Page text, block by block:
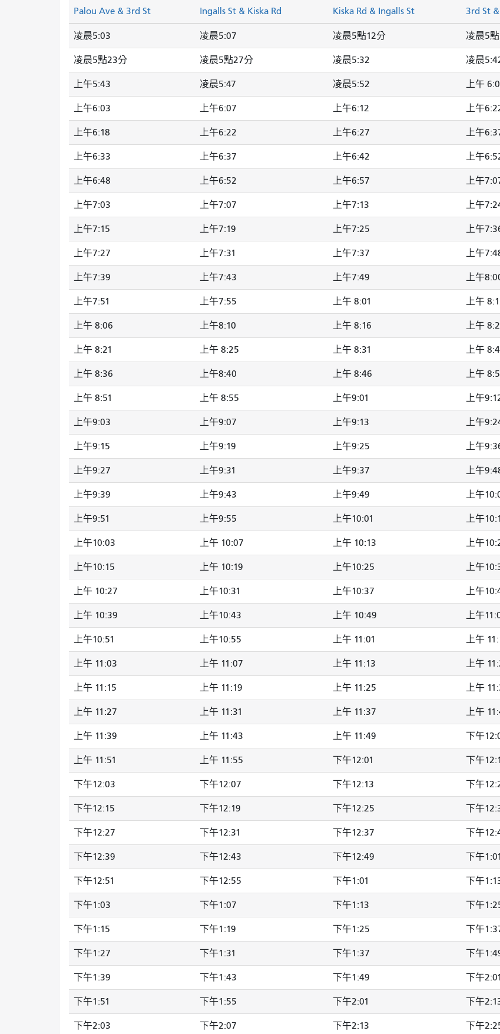
Palou Ave & 3rd St Ingalls St & Kiska Rd Kiska Rd & Ingalls St 3rd St
凌晨5:03 凌晨5:07 凌晨5點12分 凌晨5
凌晨5點23分 凌晨5點27分 凌晨5:32 凌晨
上午5:43 凌晨5:47 凌晨5:52 上午
上午6:03 上午6:07 上午6:12 上午
上午6:18 上午6:22 上午6:27 上午
上午6:33 上午6:37 上午6:42 上午
上午6:48 上午6:52 上午6:57 上午
上午7:03 上午7:07 上午7:13 上午
上午7:15 上午7:19 上午7:25 上午
上午7:27 上午7:31 上午7:37 上午
上午7:39 上午7:43 上午7:49 上午
上午7:51 上午7:55 上午 8:01 上午
上午 8:06 上午8:10 上午 8:16 上午
上午 8:21 上午 8:25 上午 8:31 上午
上午 8:36 上午8:40 上午 8:46 上午
上午 8:51 上午 8:55 上午9:01 上午
上午9:03 上午9:07 上午9:13 上午
上午9:15 上午9:19 上午9:25 上午
上午9:27 上午9:31 上午9:37 上午
上午9:39 上午9:43 上午9:49 上午
上午9:51 上午9:55 上午10:01 上午
上午10:03 上午 10:07 上午 10:13 上午
上午10:15 上午 10:19 上午10:25 上午
上午 10:27 上午10:31 上午10:37 上午
上午 10:39 上午10:43 上午 10:49 上午
上午10:51 上午10:55 上午 11:01 上午
上午 11:03 上午 11:07 上午 11:13 上午
上午 11:15 上午 11:19 上午 11:25 上午
上午 11:27 上午 11:31 上午 11:37 上午
上午 11:39 上午 11:43 上午 11:49 下午
上午 11:51 上午 11:55 下午12:01 下午
下午12:03 下午12:07 下午12:13 下午
下午12:15 下午12:19 下午12:25 下午
下午12:27 下午12:31 下午12:37 下午
下午12:39 下午12:43 下午12:49 下午1:01
下午12:51 下午12:55 下午1:01 下午
下午1:03 下午1:07 下午1:13 下午
下午1:15 下午1:19 下午1:25 下午
下午1:27 下午1:31 下午1:37 下午
下午1:39 下午1:43 下午1:49 下午2:01
下午1:51 下午1:55 下午2:01 下午
下午2:03 下午2:07 下午2:13 下午